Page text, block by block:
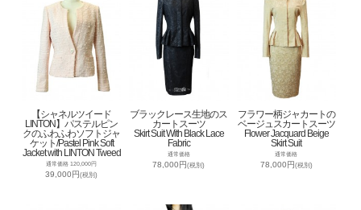
【シャネルツイード
LINTON】パステルピン
クのふわふわソフトジャ
ケット/Pastel Pink Soft
Jacket with LINTON Tweed
通常価格 120,000円
39,000円(税別)
ブラックレース生地のス
カートスーツ
Skirt Suit With Black Lace
Fabric
通常価格
78,000円(税別)
フラワー柄ジャカートの
ベージュスカートスーツ
Flower Jacquard Beige
Skirt Suit
通常価格
78,000円(税別)